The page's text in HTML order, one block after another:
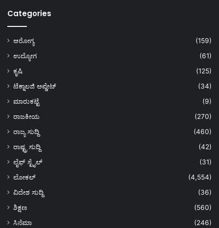
Categories
ಆರೋಗ್ಯ
(159)
ಉದ್ಯೋಗ
(61)
ಕೃಷಿ
(125)
ಟೆಕ್ನಾಲಜಿ ಅಪ್ಡೇಟ್
(34)
ಮಾರುಕಟ್ಟೆ
(9)
ರಾಜಕೀಯ
(270)
ರಾಜ್ಯ ಸುದ್ದಿ
(460)
ರಾಷ್ಟ್ರ ಸುದ್ದಿ
(42)
ಲೈಫ್ ಸ್ಟೈಲ್
(31)
ಲೋಕಲ್
(4,554)
ವಿದೇಶ ಸುದ್ದಿ
(36)
ಶಿಕ್ಷಣ
(560)
ಸಿನೆಮಾ
(246)